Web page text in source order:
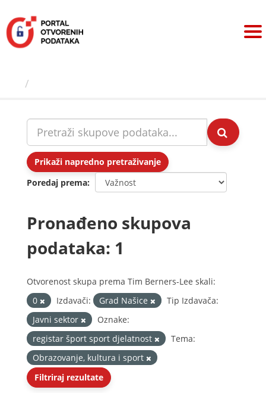
sadržaj
Prikaži napredno pretraživanje
Poredaj prema
Pronađeno skupova
podataka: 1
Otvorenost skupa prema Tim Berners-Lee skali:
0
Izdavači: Grad Našice
Tip Izdavača:
Javni sektor
Oznake:
registar šport sport djelatnost
Tema:
Obrazovanje, kultura i sport
Filtriraj rezultate